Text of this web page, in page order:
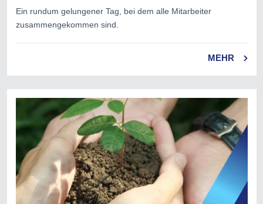
Ein rundum gelungener Tag, bei dem alle Mitarbeiter
zusammengekommen sind.
MEHR